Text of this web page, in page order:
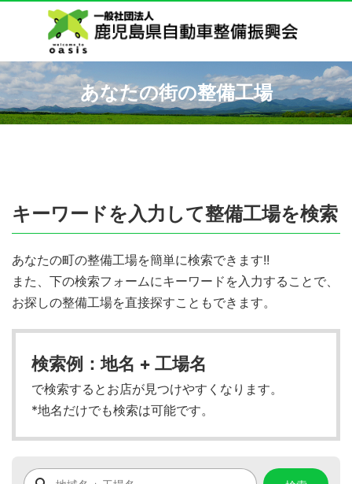
あなたの街の整備工場
キーワードを入力して整備工場を検索
あなたの町の整備工場を簡単に検索できます!!
また、下の検索フォームにキーワードを入力することで、
お探しの整備工場を直接探すこともできます。
検索例：地名 + 工場名
で検索するとお店が見つけやすくなります。
*地名だけでも検索は可能です。